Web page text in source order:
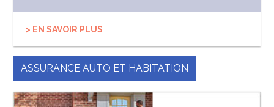
> EN SAVOIR PLUS
ASSURANCE AUTO ET HABITATION